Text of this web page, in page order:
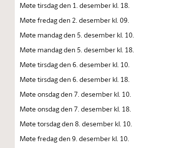
Møte tirsdag den 1. desember kl. 18.
Møte fredag den 2. desember kl. 09.
Møte mandag den 5. desember kl. 10.
Møte mandag den 5. desember kl. 18.
Møte tirsdag den 6. desember kl. 10.
Møte tirsdag den 6. desember kl. 18.
Møte onsdag den 7. desember kl. 10.
Møte onsdag den 7. desember kl. 18.
Møte torsdag den 8. desember kl. 10.
Møte fredag den 9. desember kl. 10.